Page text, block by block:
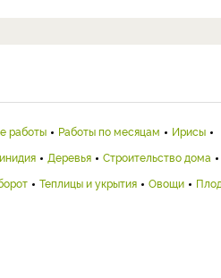
работы Работы по месяцам
Ирисы
Деревья
Строительство дома
Теплицы и укрытия Овощи